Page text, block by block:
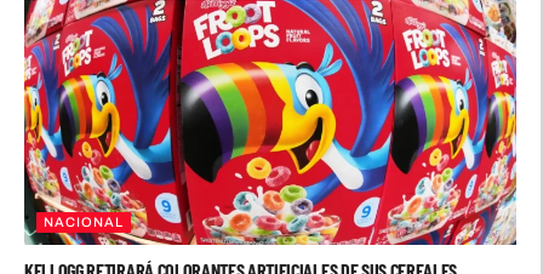
NACIONAL
KELLOGG RETIRARÁ COLORANTES ARTIFICIALES DE SUS CEREALES